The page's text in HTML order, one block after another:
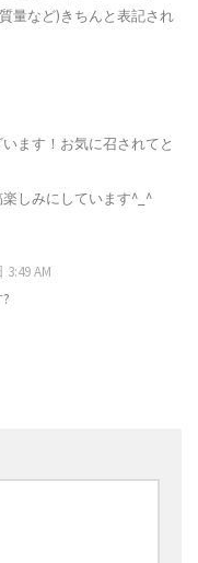
量など)きちんと表記され
ます！お気に召されてと
しみにしています^_^
3:49 AM